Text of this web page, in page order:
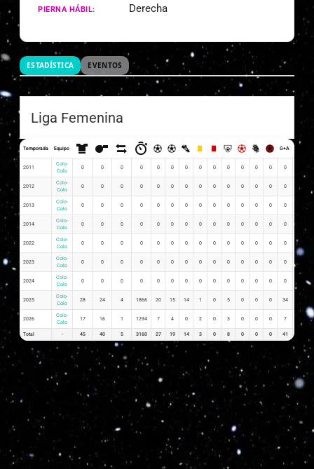
PIERNA HÁBIL: Derecha
ESTADÍSTICA EVENTOS
Liga Femenina
Temporada Equipo G+A
2011
Colo-
Colo
0 0 0 0 0 0 0 0 0 0 0 0 0 0
2012
Colo-
Colo
0 0 0 0 0 0 0 0 0 0 0 0 0 0
2013
Colo-
Colo
0 0 0 0 0 0 0 0 0 0 0 0 0 0
2014
Colo-
Colo
0 0 0 0 0 0 0 0 0 0 0 0 0 0
2022
Colo-
Colo
0 0 0 0 0 0 0 0 0 0 0 0 0 0
2023
Colo-
Colo
0 0 0 0 0 0 0 0 0 0 0 0 0 0
2024
Colo-
Colo
0 0 0 0 0 0 0 0 0 0 0 0 0 0
2025
Colo-
Colo
28 24 4 1866 20 15 14 1 0 5 0 0 0 34
2026
Colo-
Colo
17 16 1 1294 7 4 0 2 0 3 0 0 0 7
Total - 45 40 5 3160 27 19 14 3 0 8 0 0 0 41